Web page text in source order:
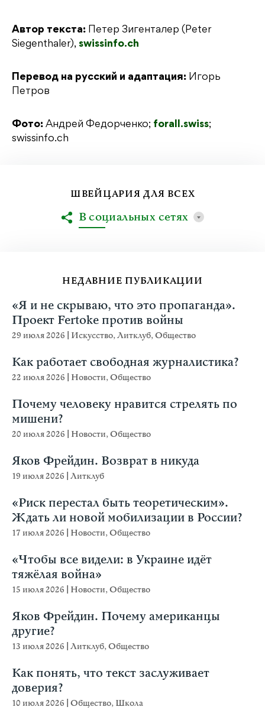
Автор текста: Петер Зигенталер (Peter
Siegenthaler), swissinfo.ch
Перевод на русский и адаптация: Игорь
Петров
Фото: Андрей Федорченко; forall.swiss;
swissinfo.ch
НЕДАВНИЕ ПУБЛИКАЦИИ
«Я и не скрываю, что это пропаганда».
Проект Fertoke против войны
29 июля 2026 Искусство,Литклуб,Общество
Как работает свободная журналистика?
22 июля 2026 Новости,Общество
Почему человеку нравится стрелять по
мишени?
20 июля 2026 Новости,Общество
Яков Фрейдин. Возврат в никуда
19 июля 2026 Литклуб
«Риск перестал быть теоретическим».
Ждать ли новой мобилизации в России?
17 июля 2026 Новости,Общество
«Чтобы все видели: в Украине идёт
тяжёлая война»
15 июля 2026 Новости,Общество
Яков Фрейдин. Почему американцы
другие?
13 июля 2026 Литклуб,Общество
Как понять, что текст заслуживает
доверия?
10 июля 2026 Общество, Школа
ШВЕЙЦАРИЯ ДЛЯ ВСЕХ
В социальных сетях